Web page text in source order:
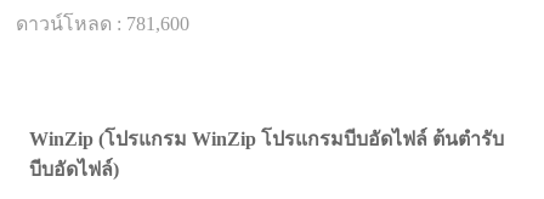
ดาวน์โหลด : 781,600
WinZip (โปรแกรม WinZip โปรแกรมบีบอัดไฟล์ ต้นตำรับ
บีบอัดไฟล์)